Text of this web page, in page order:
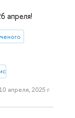
апреля!
апреля, 2025 г.